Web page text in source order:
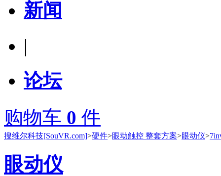
新闻
|
论坛
购物车 0 件
搜维尔科技[SouVR.com]>硬件>眼动触控 整套方案>眼动仪>
眼动仪